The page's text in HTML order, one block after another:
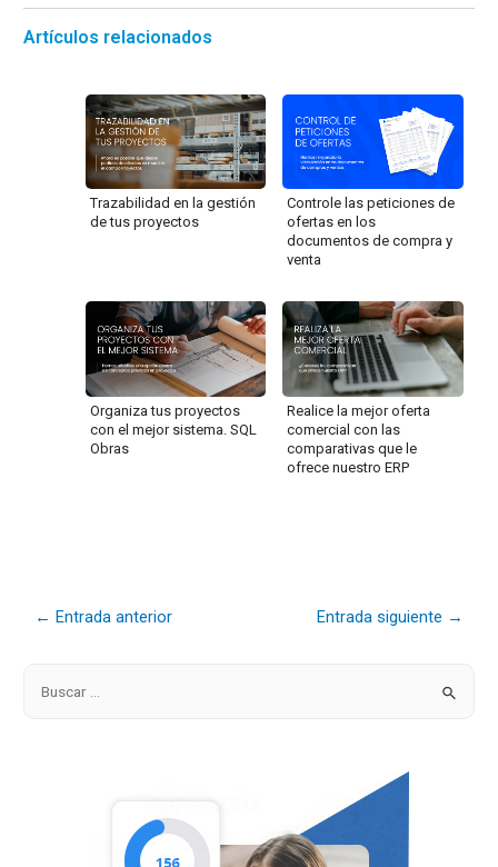
Artículos relacionados
Trazabilidad en la gestión
de tus proyectos
Controle las peticiones de
ofertas en los
documentos de compra y
venta
Organiza tus proyectos
con el mejor sistema. SQL
Obras
Realice la mejor oferta
comercial con las
comparativas que le
ofrece nuestro ERP
← Entrada anterior Entrada siguiente →